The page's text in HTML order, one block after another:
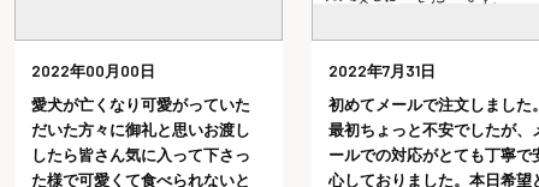
2022年00月00日
愛犬が亡くなり可愛がっていた
だいた方々に御礼と思いお渡し
したら皆さん気に入って下さっ
た様で可愛くて食べられないと
2022年7月31日
初めてメールで注文しました
最初ちょっと不安でしたが、
ールでの対応がとても丁寧で
心しておりました。本日希望